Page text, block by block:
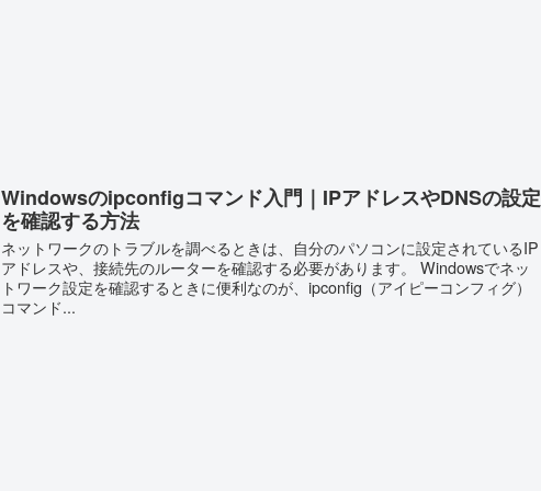
Windowsのipconfigコマンド入門｜IPアドレスやDNSの設定
を確認する方法
ネットワークのトラブルを調べるときは、自分のパソコンに設定されているIP
アドレスや、接続先のルーターを確認する必要があります。 Windowsでネッ
トワーク設定を確認するときに便利なのが、ipconfig（アイピーコンフィグ）
コマンド...